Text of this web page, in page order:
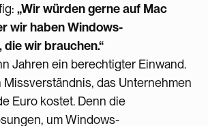
„Wir würden gerne auf Mac
wir haben Windows-
wir brauchen.“
Jahren ein berechtigter Einwand.
Missverständnis, das Unternehmen
Euro kostet. Denn die
um Windows-